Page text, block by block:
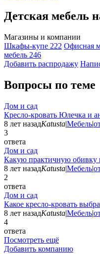
Детская мебель
Магазины и компании
Шкафы-купе 222 Офисная
мебель 246
Добавить раcпродажу
Вопросы по теме
Дом и сад
Кресло-кровать Юлечка и
8 лет назадKatusta|Мебель|
3
ответа
Дом и сад
Какую практичную обивку
8 лет назадKatusta|Мебель|
2
ответа
Дом и сад
Какое кресло-кровать
8 лет назадKatusta|Мебель|
4
ответа
Посмотреть ещё
Добавить компанию